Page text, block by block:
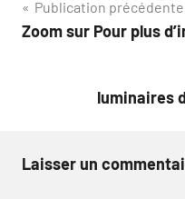
Navigation
de
Publication précédente
Zoom sur Pour plus
luminaires
Laisser un